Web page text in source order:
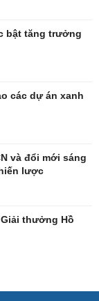
bật tăng trưởng
các dự án xanh
và đổi mới sáng
lược
thưởng Hồ